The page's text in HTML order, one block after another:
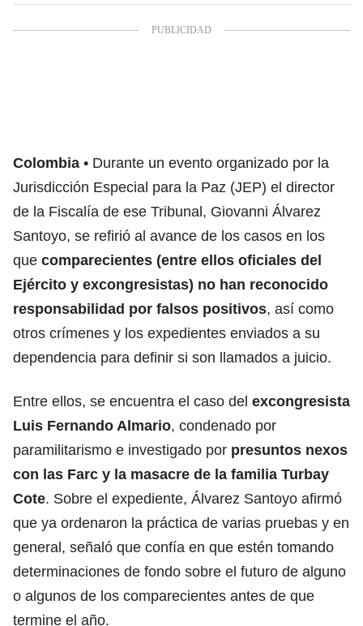
Colombia
Durante un evento organizado por la
Jurisdicción Especial para la Paz (JEP) el director
de la Fiscalía de ese Tribunal, Giovanni Álvarez
Santoyo, se refirió al avance de los casos en los
que comparecientes (entre ellos oficiales del
Ejército y excongresistas) no han reconocido
responsabilidad por falsos positivos, así como
otros crímenes y los expedientes enviados a su
dependencia para definir si son llamados a juicio.
Entre ellos, se encuentra el caso del excongresista
Luis Fernando Almario, condenado por
paramilitarismo e investigado por presuntos nexos
con las Farc y la masacre de la familia Turbay
Cote. Sobre el expediente, Álvarez Santoyo afirmó
que ya ordenaron la práctica de varias pruebas y en
general, señaló que confía en que estén tomando
determinaciones de fondo sobre el futuro de alguno
o algunos de los comparecientes antes de que
termine el año.